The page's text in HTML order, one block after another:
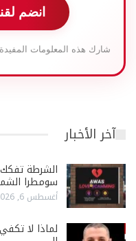
انضم
شارك هذه المعلومات
آخر الأخبار
الشرطة
سومطرا
أغسطس 6, 2026
لماذا لا